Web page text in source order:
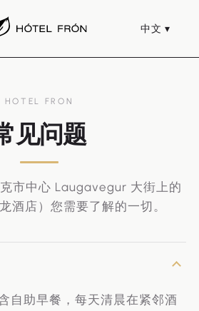
中文
HOTEL FRON
见问题
市中心 Laugavegur 大街上的
酒店）您需要了解的一切。
自助早餐，每天清晨在紧邻酒